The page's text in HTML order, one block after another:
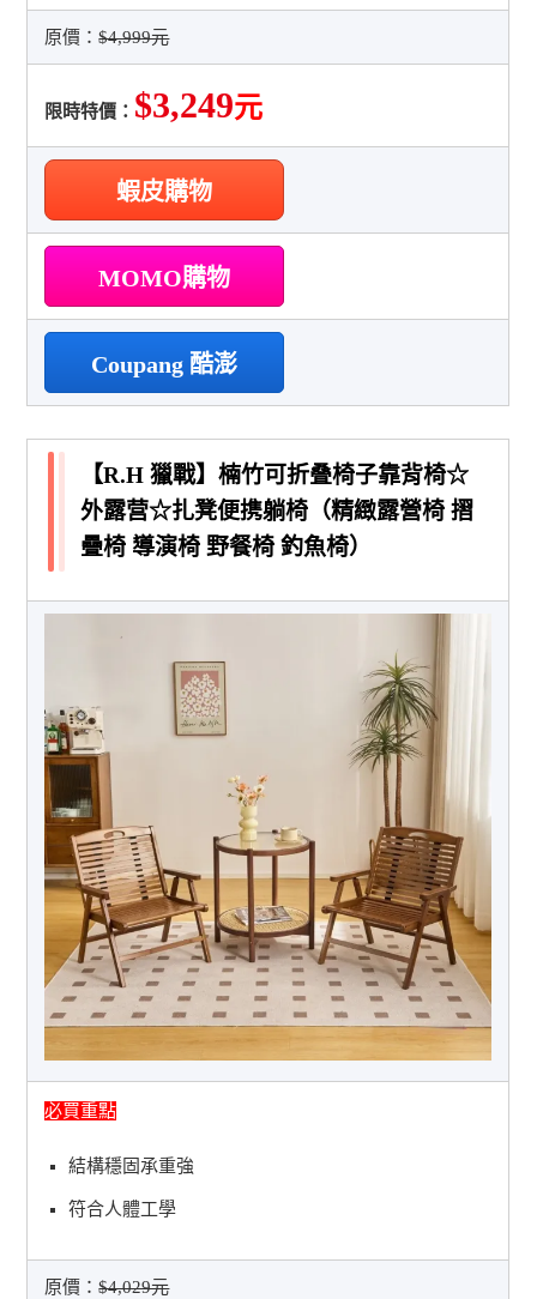
原價：$4,999元
限時特價： $3,249元
蝦皮購物
MOMO購物
Coupang 酷澎
【R.H 獵戰】楠竹可折叠椅子靠背椅☆
外露营☆扎凳便携躺椅（精緻露營椅 摺
疊椅 導演椅 野餐椅 釣魚椅）
必買重點
結構穩固承重強
符合人體工學
原價：$4,029元